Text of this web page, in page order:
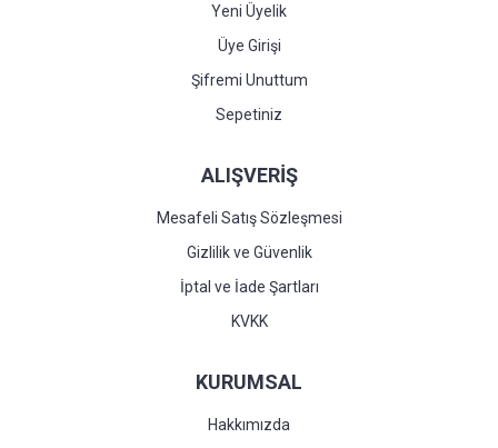
Yeni Üyelik
Üye Girişi
Şifremi Unuttum
Sepetiniz
ALIŞVERİŞ
Mesafeli Satış Sözleşmesi
Gizlilik ve Güvenlik
İptal ve İade Şartları
KVKK
KURUMSAL
Hakkımızda